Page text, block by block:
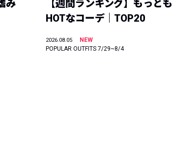
み
【週間ランキング】もっとも
HOTなコーデ｜TOP20
2026.08.05
NEW
POPULAR OUTFITS 7/29~8/4